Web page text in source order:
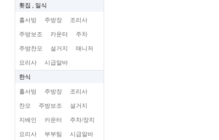
횟집 , 일식
홀서빙 주방장 조리사
주방보조 카운터 주차
주방찬모 설거지 매니저
요리사 시급알바
한식
홀서빙 주방장 조리사
찬모 주방보조 설거지
지배인 카운터 주차/장치
요리사 부부팀 시급알바